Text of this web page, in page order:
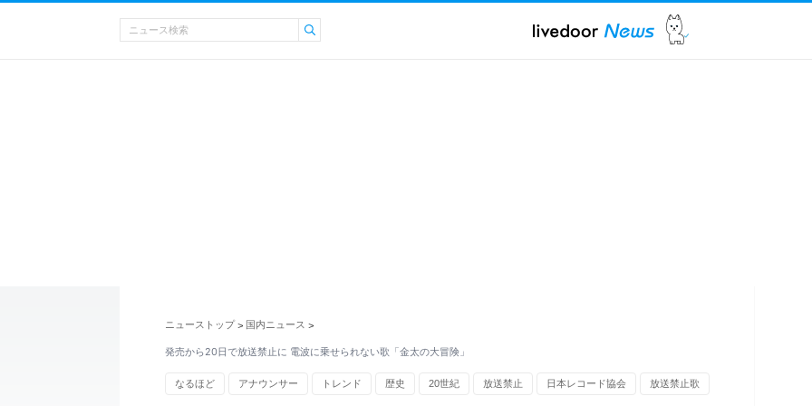
ニューストップ > 国内ニュース >
発売から20日で放送禁止に 電波に乗せられない歌「金太の大冒険」
なるほど アナウンサー トレンド 歴史 20世紀 放送禁止 日本レコード協会 放送禁止歌